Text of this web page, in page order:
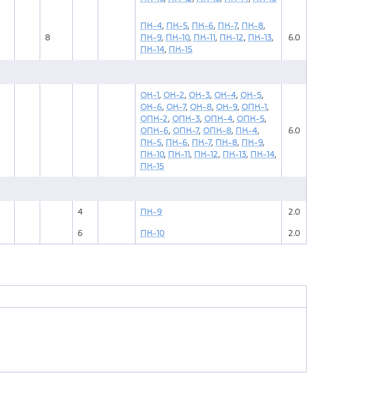
8
ПК-4, ПК-5, ПК-6, ПК-7, ПК-8,
ПК-9, ПК-10, ПК-11, ПК-12, ПК-13,
ПК-14, ПК-15
6.0
ОК-1, ОК-2, ОК-3, ОК-4, ОК-5,
ОК-6, ОК-7, ОК-8, ОК-9, ОПК-1,
ОПК-2, ОПК-3, ОПК-4, ОПК-5,
ОПК-6, ОПК-7, ОПК-8, ПК-4,
ПК-5, ПК-6, ПК-7, ПК-8, ПК-9,
ПК-10, ПК-11, ПК-12, ПК-13, ПК-14,
ПК-15
6.0
4 ПК-9 2.0
6 ПК-10 2.0